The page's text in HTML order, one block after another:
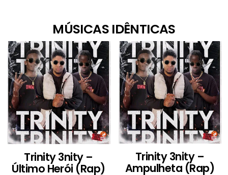
MÚSICAS IDÊNTICAS
Trinity 3nity –
Último Herói (Rap)
Trinity 3nity –
Ampulheta (Rap)